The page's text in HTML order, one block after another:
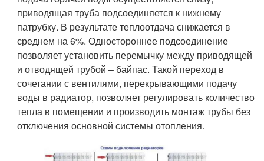
приводящая труба подсоединяется к нижнему
патрубку. В результате теплоотдача снижается в
среднем на 6%. Одностороннее подсоединение
позволяет установить перемычку между приводящей
и отводящей трубой – байпас. Такой переход в
сочетании с вентилями, перекрывающими подачу
воды в радиатор, позволяет регулировать количество
тепла в помещении и производить монтаж трубы без
отключения основной системы отопления.